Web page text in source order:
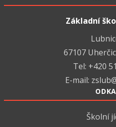
Základní
67107
Tel: +420
E-mail:
Školní